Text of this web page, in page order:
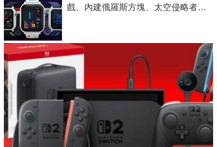
戲、內建俄羅斯方塊、太空侵略者，